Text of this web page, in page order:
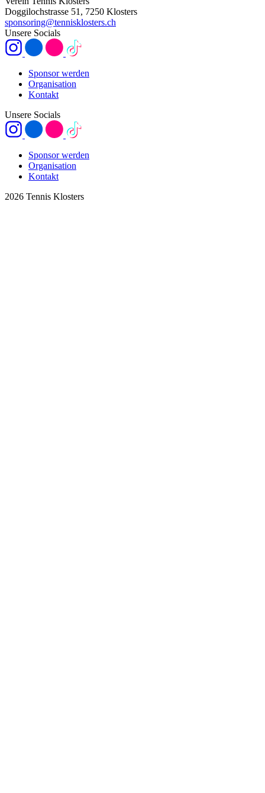
Doggilochstrasse 51, 7250 Klosters
sponsoring@tennisklosters.ch
Unsere Socials
Sponsor werden
Organisation
Kontakt
Unsere Socials
Sponsor werden
Organisation
Kontakt
2026 Tennis Klosters